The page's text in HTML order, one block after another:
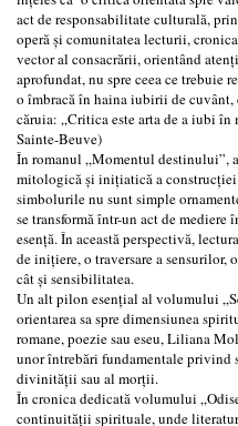
act de responsabilitate culturală,
operă și comunitatea lecturii,
vector al consacrării, orientând
aprofundat, nu spre ceea ce trebuie
o îmbracă în haina iubirii de
căruia: „Critica este arta de a iubi
Sainte-Beuve)
În romanul „Momentul destinului”,
mitologică și inițiatică a
simbolurile nu sunt simple
se transformă într-un act de
esență. În această perspectivă,
de inițiere, o traversare a
cât și sensibilitatea.
Un alt pilon esențial al volumului
orientarea sa spre dimensiunea
romane, poezie sau eseu, Liliana
unor întrebări fundamentale privind
divinității sau al morții.
În cronica dedicată volumului
continuității spirituale, unde